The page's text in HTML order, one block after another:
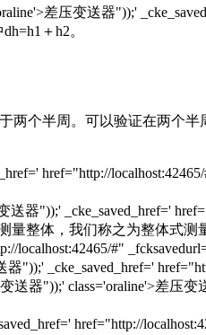
差压变送器"));'
＋h2。
个半周。可以验证在两个半
href="http://
器"));' _cke_saved_href='
测量整体，我们称之为整体式
localhost:42465/#"
_cke_saved_href='
变送器"));' class='oraline'>差
href="http://